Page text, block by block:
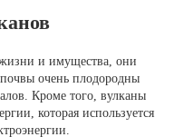
жизни и имущества, они
очень плодородны
Кроме того, вулканы
которая используется